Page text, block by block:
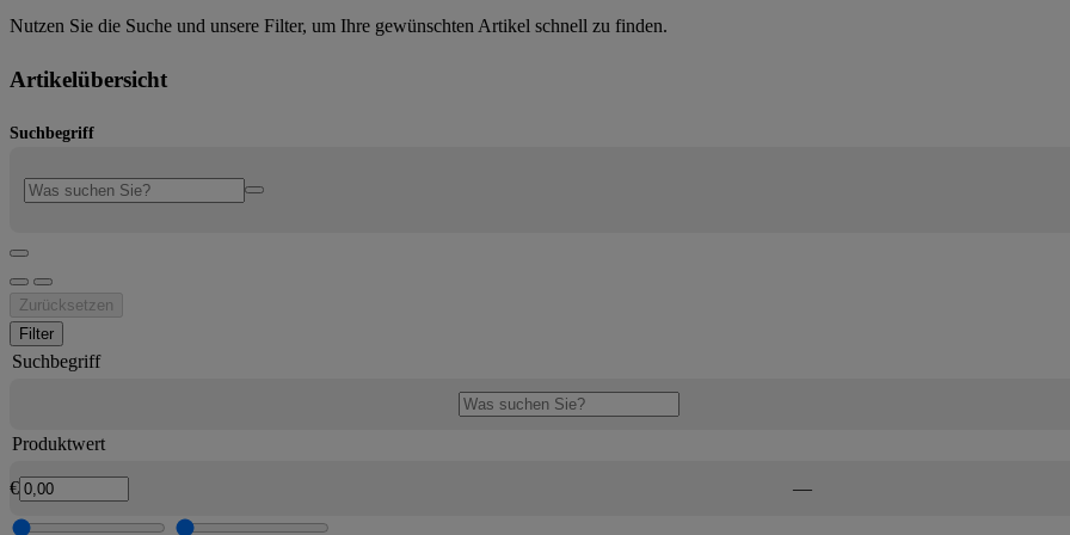
Nutzen Sie die Suche und unsere Filter, um Ihre gewünschten Artikel schnell zu finden.
Artikelübersicht
Suchbegriff
Zurücksetzen
Filter
Suchbegriff
Produktwert
€ —